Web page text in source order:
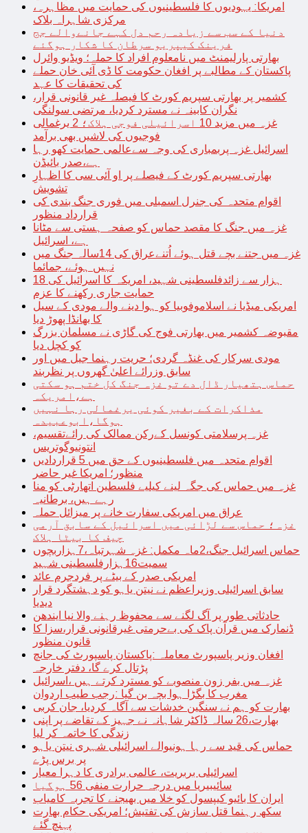
امریکا: یہودیوں کا فلسطینیوں کی حمایت میں مظاہرہ،
مرکزی شاہراہ بلاک
دنیا کے سب سے زیادہ رحم دل کہے جانےوالے جج
فرینک کیپریو سرطان کا شکار ہوگئے
بھارتی پارلیمنٹ میں نامعلوم افراد کا حملہ؛ ویڈیو وائرل
پاکستان کے مطالبے پر افغان حکومت کا ڈی آئی خان حملے
کی تحقیقات کا عہد
کشمیر پر بھارتی سپریم کورٹ کا فیصلہ غیر قانونی قرار،
نگران کابینہ نے مسترد کردیا، مرتضی سولنگی
غزہ میں مزید 10 اسرائیلی فوجی ہلاک؛ 2 یرغمالی
فوجیوں کی لاشیں بھی برآمد
اسرائیل غزہ پربمباری کی وجہ سےعالمی حمایت کھو رہا
ہے،صدر بائیڈن
بھارتی سپریم کورٹ کے فیصلے پر او آئی سی کا اظہارِ
تشویش
اقوام متحدہ کی جنرل اسمبلی میں فوری جنگ بندی کی
قرارداد منظور
غزہ میں جنگ کا مقصد حماس کو صفحہ ہستی سے مٹانا
ہے، اسرائیل
غزہ میں جتنے بچے قتل ہوئے اُتنےعراق کی 14سالہ جنگ میں
نہیں ہوئے، جمائما
18 ہزار سے زائدفلسطینی شہید، امریکہ کا اسرائیل کی
حمایت جاری رکھنے کا عزم
امریکی میڈیا نے اسلاموفوبیا کو ہوا دینے والے مودی کے سیل
کا بھانڈا پھوڑ دیا
مقبوضہ کشمیر میں بھارتی فوج کی گاڑی نے مسلمان بزرگ
کو کچل دیا
مودی سرکار کی غنڈہ گردی؛ حریت رہنما جیل میں اور
سابق وزرائے اعلیٰ گھروں پر نظربند
حماس ہتھیار ڈال دے تو غزہ جنگ کل ختم ہو سکتی
ہے،امریکہ
مذاکرات کے بغیر کوئی یرغمالی رہا نہیں
ہوگا،ابوعبیدہ
غزہ پرسلامتی کونسل کےرکن ممالک کی رائےتقسیم،
انتونیوگوتریس
اقوام متحدہ میں فلسطینیوں کے حق میں 5 قراردادیں
منظور؛ امریکا غیر حاضر
غزہ میں حماس کی جگہ لینے کیلیے فلسطین اتھارٹی کو منا
رہے ہیں، برطانیہ
عراق میں امریکی سفارت خانے پر میزائل حملہ
غزہ؛ حماس سے لڑائی میں اسرائیل کے سابق آرمی
چیف کا بیٹا ہلاک
حماس اسرائیل جنگ،2ماہ مکمل: غزہ شہرتباہ،7ہزاربچوں
سمیت16ہزارفلسطینی شہید
امریکی صدر کے بیٹے پر فردجرم عائد
سابق اسرائیلی وزیراعظم نے نیتن یاہو کو دہشتگرد قرار
دیدیا
حادثاتی طور پر آگ لگنے سے محفوظ رہنے والا نیا ایندھن
ڈنمارک میں قرآن پاک کی بےحرمتی غیرقانونی قرار،سزا کا
قانون منظور
افغان وزیر پاسپورٹ معاملہ :پاکستان پاسپورٹ کی جانچ
پڑتال کرے گا، دفتر خارجہ
غزہ میں بفر زون منصوبے کو مسترد کرتے ہیں ،اسرائیل
مغرب کا بگڑا ہوا بچہ بن گیا :رجب طیب اردوان
بھارت کو ہم نے سنگین خدشات سے آگاہ کردیا، جان کربی
بھارت،26 سالہ ڈاکٹر شاہانہ نے جہیز کے تقاضے پر اپنی
زندگی کا خاتمہ کر لیا
حماس کی قید سے رہا ہونیوالے اسرائیلی شہری نیتن یاہو
پر برس پڑے
اسرائیلی بربریت، عالمی برادری کا دہرا معیار
سائیبیریا میں درجہ حرارت منفی 56 ہوگیا
ایران کا بائیو کیپسول کو خلا میں بھیجنے کا تجربہ کامیاب
سکھ رہنما قتل سازش کی تفتیش؛ امریکی حکام بھارت
پہنچ گئے